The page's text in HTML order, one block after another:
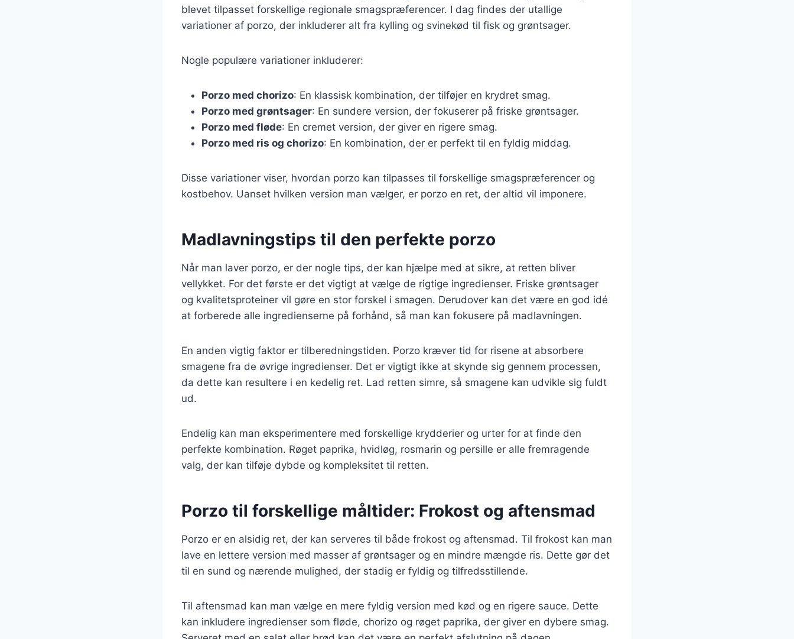
blevet tilpasset forskellige regionale smagspræferencer. I dag findes der utallige
variationer af porzo, der inkluderer alt fra kylling og svinekød til fisk og grøntsager.
Nogle populære variationer inkluderer:
Porzo med chorizo: En klassisk kombination, der tilføjer en krydret smag.
Porzo med grøntsager: En sundere version, der fokuserer på friske grøntsager.
Porzo med fløde: En cremet version, der giver en rigere smag.
Porzo med ris og chorizo: En kombination, der er perfekt til en fyldig middag.
Disse variationer viser, hvordan porzo kan tilpasses til forskellige smagspræferencer og
kostbehov. Uanset hvilken version man vælger, er porzo en ret, der altid vil imponere.
Madlavningstips til den perfekte porzo
Når man laver porzo, er der nogle tips, der kan hjælpe med at sikre, at retten bliver
vellykket. For det første er det vigtigt at vælge de rigtige ingredienser. Friske grøntsager
og kvalitetsproteiner vil gøre en stor forskel i smagen. Derudover kan det være en god idé
at forberede alle ingredienserne på forhånd, så man kan fokusere på madlavningen.
En anden vigtig faktor er tilberedningstiden. Porzo kræver tid for risene at absorbere
smagene fra de øvrige ingredienser. Det er vigtigt ikke at skynde sig gennem processen,
da dette kan resultere i en kedelig ret. Lad retten simre, så smagene kan udvikle sig fuldt
ud.
Endelig kan man eksperimentere med forskellige krydderier og urter for at finde den
perfekte kombination. Røget paprika, hvidløg, rosmarin og persille er alle fremragende
valg, der kan tilføje dybde og kompleksitet til retten.
Porzo til forskellige måltider: Frokost og aftensmad
Porzo er en alsidig ret, der kan serveres til både frokost og aftensmad. Til frokost kan man
lave en lettere version med masser af grøntsager og en mindre mængde ris. Dette gør det
til en sund og nærende mulighed, der stadig er fyldig og tilfredsstillende.
Til aftensmad kan man vælge en mere fyldig version med kød og en rigere sauce. Dette
kan inkludere ingredienser som fløde, chorizo og røget paprika, der giver en dybere smag.